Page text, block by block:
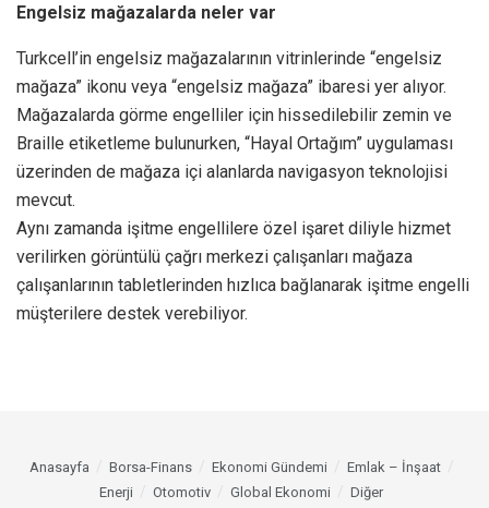
Engelsiz mağazalarda neler var
Turkcell’in engelsiz mağazalarının vitrinlerinde “engelsiz
mağaza” ikonu veya “engelsiz mağaza” ibaresi yer alıyor.
Mağazalarda görme engelliler için hissedilebilir zemin ve
Braille etiketleme bulunurken, “Hayal Ortağım” uygulaması
üzerinden de mağaza içi alanlarda navigasyon teknolojisi
mevcut.
Aynı zamanda işitme engellilere özel işaret diliyle hizmet
verilirken görüntülü çağrı merkezi çalışanları mağaza
çalışanlarının tabletlerinden hızlıca bağlanarak işitme engelli
müşterilere destek verebiliyor.
Anasayfa Borsa-Finans Ekonomi Gündemi
Emlak – İnşaat
Enerji
Otomotiv Global Ekonomi Diğer